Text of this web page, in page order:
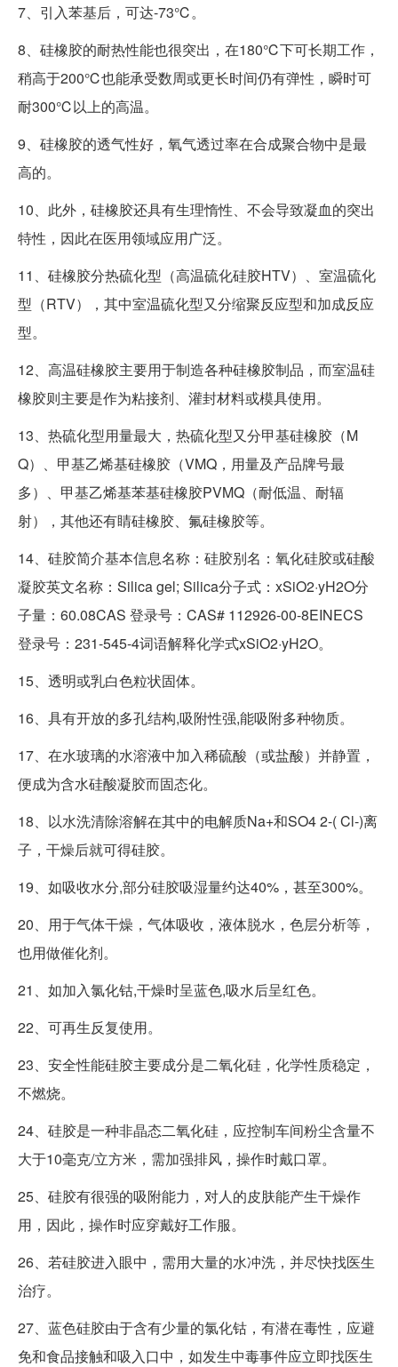
7、引入苯基后，可达-73℃。
8、硅橡胶的耐热性能也很突出，在180℃下可长期工作，
稍高于200℃也能承受数周或更长时间仍有弹性，瞬时可
耐300℃以上的高温。
9、硅橡胶的透气性好，氧气透过率在合成聚合物中是最
高的。
10、此外，硅橡胶还具有生理惰性、不会导致凝血的突出
特性，因此在医用领域应用广泛。
11、硅橡胶分热硫化型（高温硫化硅胶HTV）、室温硫化
型（RTV），其中室温硫化型又分缩聚反应型和加成反应
型。
12、高温硅橡胶主要用于制造各种硅橡胶制品，而室温硅
橡胶则主要是作为粘接剂、灌封材料或模具使用。
13、热硫化型用量最大，热硫化型又分甲基硅橡胶（M
Q）、甲基乙烯基硅橡胶（VMQ，用量及产品牌号最
多）、甲基乙烯基苯基硅橡胶PVMQ（耐低温、耐辐
射），其他还有睛硅橡胶、氟硅橡胶等。
14、硅胶简介基本信息名称：硅胶别名：氧化硅胶或硅酸
凝胶英文名称：Silica gel; Silica分子式：xSiO2·yH2O分
子量：60.08CAS 登录号：CAS# 112926-00-8EINECS
登录号：231-545-4词语解释化学式xSiO2·yH2O。
15、透明或乳白色粒状固体。
16、具有开放的多孔结构,吸附性强,能吸附多种物质。
17、在水玻璃的水溶液中加入稀硫酸（或盐酸）并静置，
便成为含水硅酸凝胶而固态化。
18、以水洗清除溶解在其中的电解质Na+和SO4 2-( Cl-)离
子，干燥后就可得硅胶。
19、如吸收水分,部分硅胶吸湿量约达40%，甚至300%。
20、用于气体干燥，气体吸收，液体脱水，色层分析等，
也用做催化剂。
21、如加入氯化钴,干燥时呈蓝色,吸水后呈红色。
22、可再生反复使用。
23、安全性能硅胶主要成分是二氧化硅，化学性质稳定，
不燃烧。
24、硅胶是一种非晶态二氧化硅，应控制车间粉尘含量不
大于10毫克/立方米，需加强排风，操作时戴口罩。
25、硅胶有很强的吸附能力，对人的皮肤能产生干燥作
用，因此，操作时应穿戴好工作服。
26、若硅胶进入眼中，需用大量的水冲洗，并尽快找医生
治疗。
27、蓝色硅胶由于含有少量的氯化钴，有潜在毒性，应避
免和食品接触和吸入口中，如发生中毒事件应立即找医生